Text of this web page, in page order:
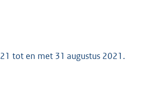
tot en met 31 augustus 2021.